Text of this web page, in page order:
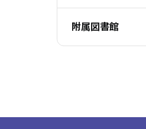
附属図書館